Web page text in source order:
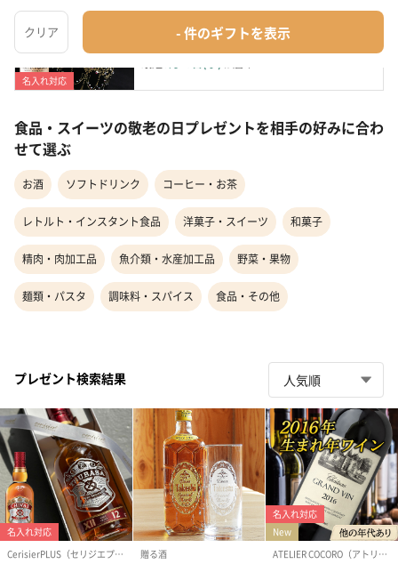
名入れ対応
¥13,860
食品・スイーツの敬老の日プレゼントを相手の好みに合わ
せて選ぶ
お酒 ソフトドリンク コーヒー・お茶
レトルト・インスタント食品 洋菓子・スイーツ 和菓子
精肉・肉加工品 魚介類・水産加工品 野菜・果物
麺類・パスタ 調味料・スパイス 食品・その他
プレゼント検索結果